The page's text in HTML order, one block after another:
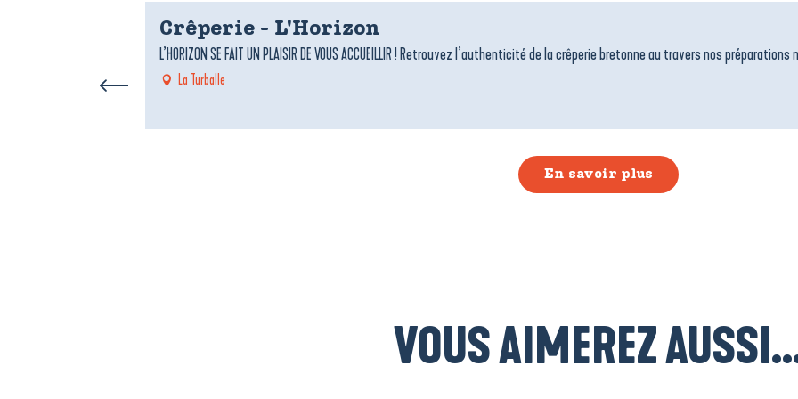
Crêperie - L'Horizon
L’HORIZON SE FAIT UN PLAISIR DE VOUS ACCUEILLIR ! Retrouvez l’authenticité de la crêperie bretonne au travers nos
La Turballe
En savoir plus
VOUS AIMEREZ